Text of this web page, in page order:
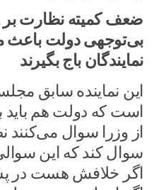
ضعف کمیته نظارت بر
بی‌توجهی دولت باعث
نمایندگان باج بگیرند
این نماینده سابق
است که دولت هم باید
از وزرا سوال می‌کنند
سوال کند که این
اگر خلافش هست در